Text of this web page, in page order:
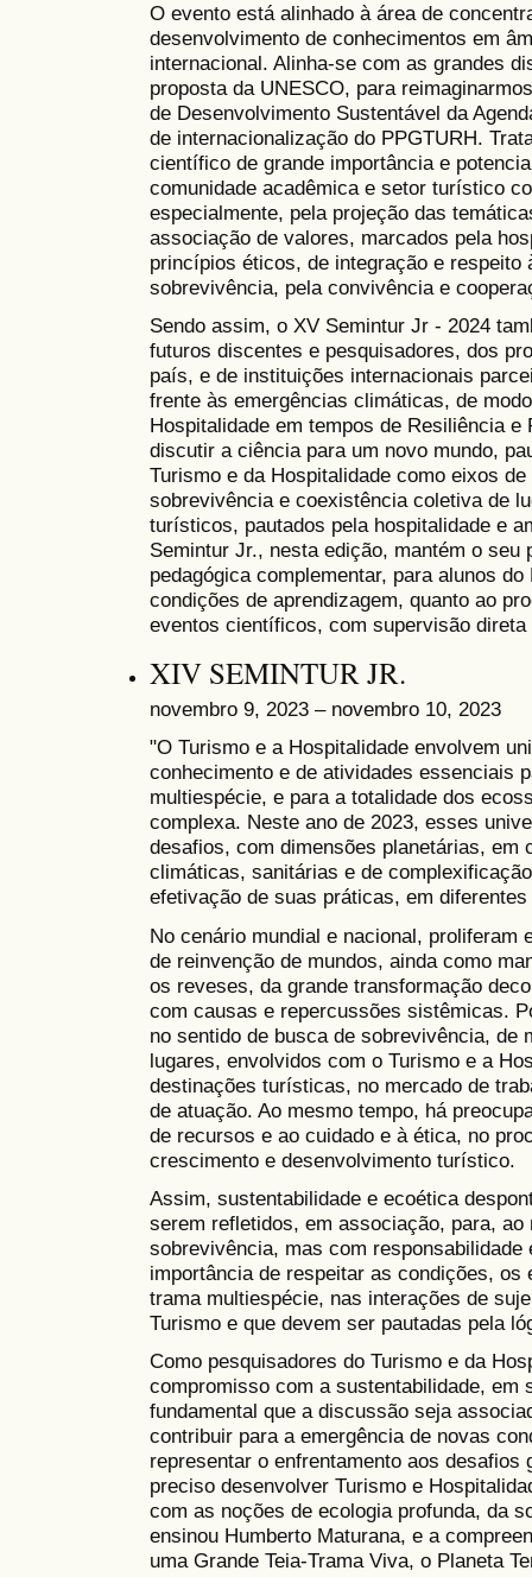
O evento está alinhado à área de
desenvolvimento de conhecimentos em
internacional. Alinha-se com as grandes
proposta da UNESCO, para
de Desenvolvimento Sustentável da
de internacionalização do PPGTURH.
científico de grande importância e
comunidade acadêmica e setor turístico
especialmente, pela projeção das
associação de valores, marcados pela
princípios éticos, de integração e respeito
sobrevivência, pela convivência e
Sendo assim, o XV Semintur Jr - 2024
futuros discentes e pesquisadores, dos
país, e de instituições internacionais
frente às emergências climáticas, de
Hospitalidade em tempos de Resiliência e
discutir a ciência para um novo mundo,
Turismo e da Hospitalidade como eixos
sobrevivência e coexistência coletiva de
turísticos, pautados pela hospitalidade e
Semintur Jr., nesta edição, mantém o seu
pedagógica complementar, para alunos
condições de aprendizagem, quanto ao
eventos científicos, com supervisão direta
XIV SEMINTUR JR.
novembro 9, 2023 – novembro 10, 2023
"O Turismo e a Hospitalidade envolvem
conhecimento e de atividades essenciais
multiespécie, e para a totalidade dos
complexa. Neste ano de 2023, esses
desafios, com dimensões planetárias, em
climáticas, sanitárias e de
efetivação de suas práticas, em
No cenário mundial e nacional, proliferam
de reinvenção de mundos, ainda como
os reveses, da grande transformação
com causas e repercussões sistêmicas.
no sentido de busca de sobrevivência, de
lugares, envolvidos com o Turismo e a
destinações turísticas, no mercado de
de atuação. Ao mesmo tempo, há
de recursos e ao cuidado e à ética, no
crescimento e desenvolvimento turístico.
Assim, sustentabilidade e ecoética
serem refletidos, em associação, para, ao
sobrevivência, mas com
importância de respeitar as condições,
trama multiespécie, nas interações de
Turismo e que devem ser pautadas pela
Como pesquisadores do Turismo e da
compromisso com a sustentabilidade, em
fundamental que a discussão seja
contribuir para a emergência de novas
representar o enfrentamento aos desafios
preciso desenvolver Turismo e
com as noções de ecologia profunda, da
ensinou Humberto Maturana, e a
uma Grande Teia-Trama Viva, o Planeta